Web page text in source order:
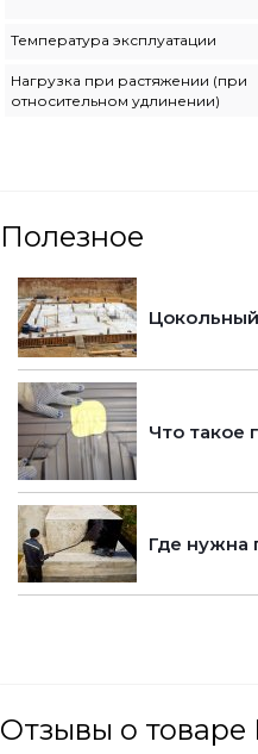
Температура эксплуатации
Нагрузка при растяжении (при
относительном удлинении)
Полезное
Что такое
Где нужна
Отзывы о